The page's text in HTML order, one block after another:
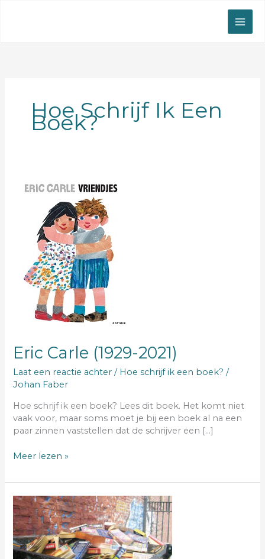
inhoud
Hoe Schrijf Ik Een
Boek?
Eric Carle (1929-2021)
Laat een reactie achter / Hoe schrijf ik een boek? /
Johan Faber
Hoe schrijf ik een boek? Lees dit boek. Het komt niet
vaak voor, maar soms moet je bij een boek al na een
paar zinnen vaststellen dat de schrijver een […]
Carle
Meer lezen »
stoppen
met
lezen